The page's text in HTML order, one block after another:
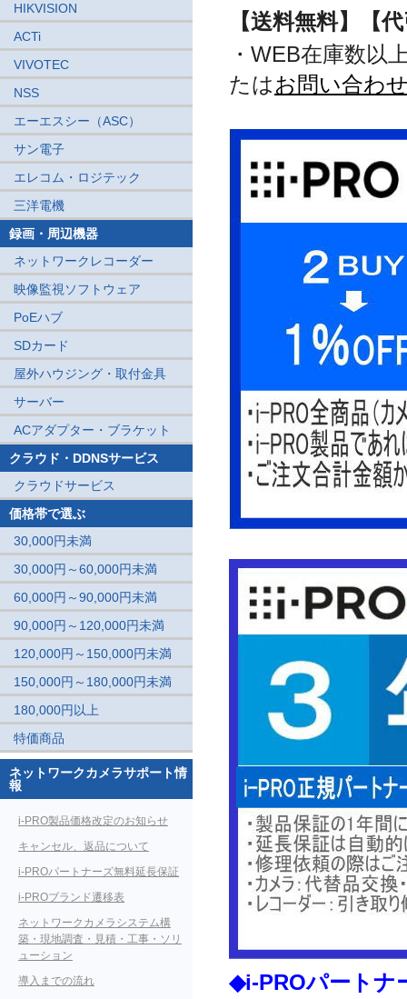
HIKVISION
ACTi
VIVOTEC
NSS
エーエスシー（ASC）
サン電子
エレコム・ロジテック
三洋電機
録画・周辺機器
ネットワークレコーダー
映像監視ソフトウェア
PoEハブ
SDカード
屋外ハウジング・取付金具
サーバー
ACアダプター・ブラケット
クラウド・DDNSサービス
クラウドサービス
価格帯で選ぶ
30,000円未満
30,000円～60,000円未満
60,000円～90,000円未満
90,000円～120,000円未満
120,000円～150,000円未満
150,000円～180,000円未満
180,000円以上
特価商品
ネットワークカメラサポート情
報
i-PRO製品価格改定のお知らせ
キャンセル、返品について
i-PROパートナーズ無料延長保証
i-PROブランド遷移表
ネットワークカメラシステム構
築・現地調査・見積・工事・ソリ
ューション
導入までの流れ
【送料無料】【
・WEB在庫数以
たはお問い合わ
◆i-PROパートナ